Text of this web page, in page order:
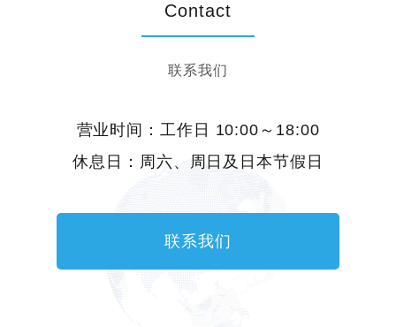
Contact
联系我们
营业时间：工作日 10:00～18:00
休息日：周六、周日及日本节假日
联系我们